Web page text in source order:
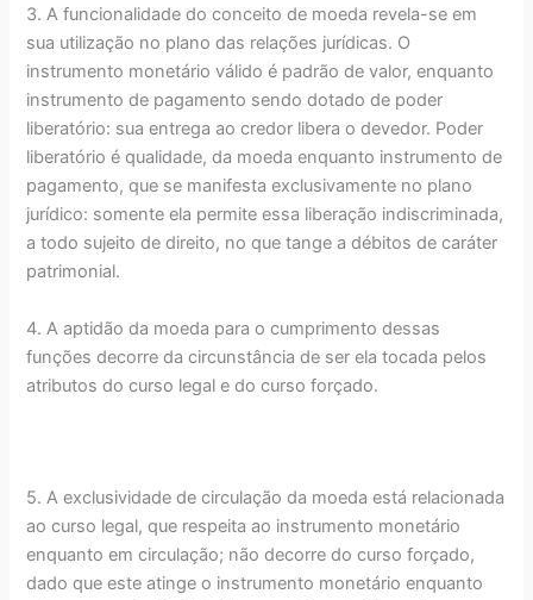
3. A funcionalidade do conceito de moeda revela-se em
sua utilização no plano das relações jurídicas. O
instrumento monetário válido é padrão de valor, enquanto
instrumento de pagamento sendo dotado de poder
liberatório: sua entrega ao credor libera o devedor. Poder
liberatório é qualidade, da moeda enquanto instrumento de
pagamento, que se manifesta exclusivamente no plano
jurídico: somente ela permite essa liberação indiscriminada,
a todo sujeito de direito, no que tange a débitos de caráter
patrimonial.
4. A aptidão da moeda para o cumprimento dessas
funções decorre da circunstância de ser ela tocada pelos
atributos do curso legal e do curso forçado.
5. A exclusividade de circulação da moeda está relacionada
ao curso legal, que respeita ao instrumento monetário
enquanto em circulação; não decorre do curso forçado,
dado que este atinge o instrumento monetário enquanto